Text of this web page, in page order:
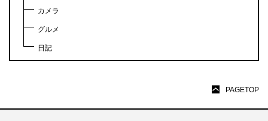
カメラ
グルメ
日記
PAGETOP